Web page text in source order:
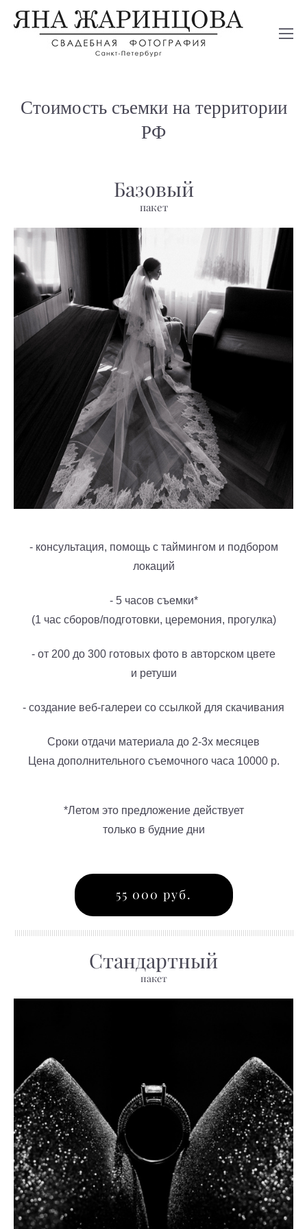
Стоимость съемки на территории
РФ
Базовый
пакет
- консультация, помощь с таймингом и подбором
локаций
- 5 часов съемки*
(1 час сборов/подготовки, церемония, прогулка)
- от 200 до 300 готовых фото в авторском цвете
и ретуши
- создание веб-галереи со ссылкой для скачивания
Сроки отдачи материала до 2-3х месяцев
Цена дополнительного съемочного часа 10000 р.
*Летом это предложение действует
только в будние дни
55 000 руб.
Стандартный
пакет